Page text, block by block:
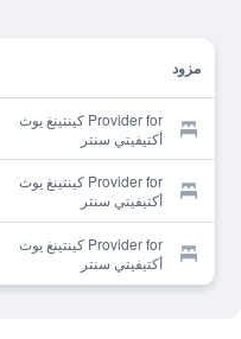
مزود
Provider for كينتينغ يوث
أكتيفيتي سنتر
Provider for كينتينغ يوث
أكتيفيتي سنتر
Provider for كينتينغ يوث
أكتيفيتي سنتر